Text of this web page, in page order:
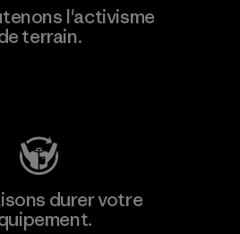
l'activisme
terrain.
durer votre